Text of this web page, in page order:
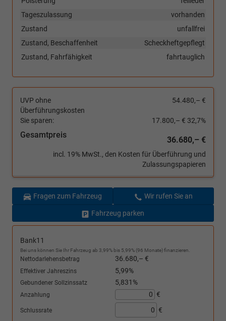
vorhanden
Tageszulassung
unfallfrei
Zustand
Scheckheftgepflegt
Zustand, Beschaffenheit
fahrtauglich
Zustand, Fahrfähigkeit
UVP ohne
Überführungskosten
54.480,– €
Sie sparen: 17.800,– € 32,7%
Gesamtpreis
36.680,– €
incl. 19% MwSt., den Kosten für Überführung und
Zulassungspapieren
Fragen zum Fahrzeug Wir rufen Sie an
Fahrzeug parken
Bank11
Bei uns können Sie Ihr Fahrzeug ab 3,99% bis 5,99% (96 Monate) finanzieren.
Nettodarlehensbetrag 36.680,– €
Effektiver Jahreszins 5,99%
Gebundener Sollzinssatz 5,831%
Anzahlung €
Schlussrate €